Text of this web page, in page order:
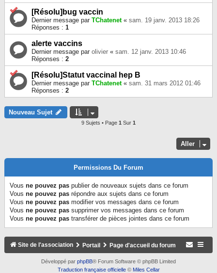
[Résolu]bug vaccin
Dernier message par TChatenet« sam. 19 janv. 2013 18:26
Réponses : 1
alerte vaccins
Dernier message par olivier « sam. 12 janv. 2013 10:46
Réponses : 2
[Résolu]Statut vaccinal hep B
Dernier message par TChatenet« sam. 31 mars 2012 01:46
Réponses : 2
Nouveau Sujet
9 Sujets • Page 1 Sur 1
Aller
Permissions Du Forum
Vous ne pouvez pas publier de nouveaux sujets dans ce forum
Vous ne pouvez pas répondre aux sujets dans ce forum
Vous ne pouvez pas modifier vos messages dans ce forum
Vous ne pouvez pas supprimer vos messages dans ce forum
Vous ne pouvez pas transférer de pièces jointes dans ce forum
Site de l'association Portail Page d'accueil du forum
Développé par phpBB® Forum Software © phpBB Limited
Traduction française officielle© Miles Cellar